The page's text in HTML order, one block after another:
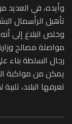
وأيده، في العديد
تأهيل الرأسمال
وخلص البلاغ إلى
مواصلة مصالح
رجال السلطة بناء
يمكن من مواكبة
تعرفها البلاد،